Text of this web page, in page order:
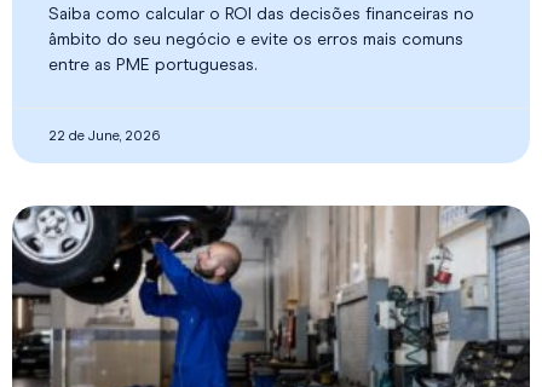
Saiba como calcular o ROI das decisões financeiras no
âmbito do seu negócio e evite os erros mais comuns
entre as PME portuguesas.
22 de June, 2026